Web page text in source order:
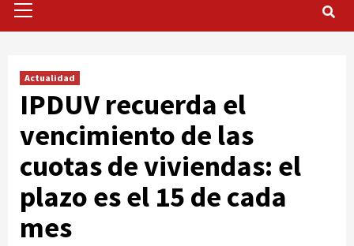
Menu
Actualidad
IPDUV recuerda el
vencimiento de las
cuotas de viviendas: el
plazo es el 15 de cada
mes